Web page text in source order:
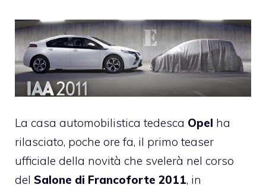
La casa automobilistica tedesca Opel ha
rilasciato, poche ore fa, il primo teaser
ufficiale della novità che svelerà nel corso
del Salone di Francoforte 2011, in